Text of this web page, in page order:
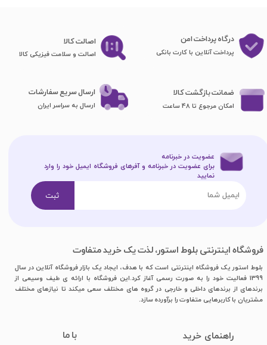
درگاه پرداخت امن
پرداخت آنلاین با کارت بانکی
فروشگاه اینترنتی بلوط استور، لذت یک خرید متفاوت
بلوط استور یک فروشگاه اینترنتی است که با هدف، ایجاد یک بازار فروشگاه آنلاین در سال
1399 فعالیت خود را به صورت رسمی آغاز کرد.این فروشگاه با ارائه ی طیف وسیعی از
برندهای از برندهای داخلی و خارجی در گروه های مختلف سعی میکند تا نیازهای مختلف
مشتریان با کاربرهایی متفاوت را برآورده سازد.
با ما
​راهنمای خرید
اصا​​​​​​​لت کالا
اصالت و سلامت فیزیکی کالا
ضمانت بازگشت کالا
امکان مرجوع تا 48 ساعت
ارسال سریع سفارشات
ارسال به سراسر ایران
عضویت در خبرنامه
برای عضویت در خبرنامه و آفرهای فروشگاه ایمیل خود را وارد
نمایید​​​​​​​
ثبت